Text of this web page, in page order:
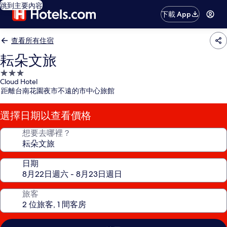
跳到主要內容
下載 App
查看所有住宿
耘朵文旅
3.0
星
級
住
宿
Cloud Hotel
距離台南花園夜市不遠的市中心旅館
選擇日期以查看價格
想要去哪裡？
日期
旅客